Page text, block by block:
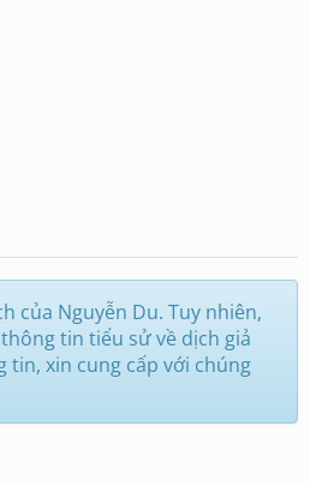
của Nguyễn Du. Tuy nhiên,
tin tiểu sử về dịch giả
tin, xin cung cấp với chúng